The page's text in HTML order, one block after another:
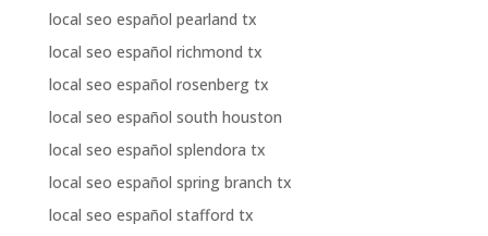
local seo español pearland tx
local seo español richmond tx
local seo español rosenberg tx
local seo español south houston
local seo español splendora tx
local seo español spring branch tx
local seo español stafford tx